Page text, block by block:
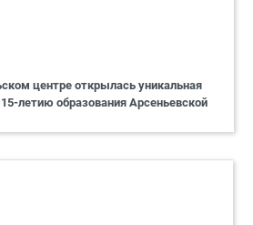
центре открылась уникальная
летию образования Арсеньевской